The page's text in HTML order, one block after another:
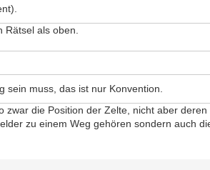
als oben.
sein muss, das ist nur Konvention.
zwar die Position der Zelte, nicht aber
zu einem Weg gehören sondern auch